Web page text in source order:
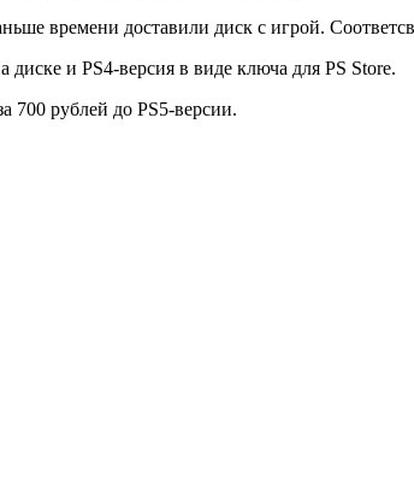
времени доставили диск с игрой.
и PS4-версия в виде ключа для PS Store.
700 рублей до PS5-версии.